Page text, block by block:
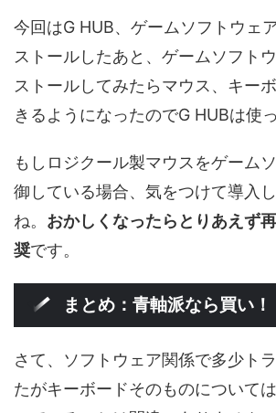
今回はG HUB、ゲームソフトウェ
ストールしたあと、ゲームソフト
ストールしてみたらマウス、キー
きるようになったのでG HUBは使
もしロジクール製マウスをゲーム
御している場合、気をつけて導入
ね。 おかしくなったらとりあえず
奨です。
まとめ：青軸派なら買い！
さて、ソフトウェア関係で多少ト
たがキーボードそのものについて